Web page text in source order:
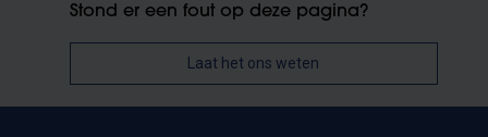
Stond er een fout op deze pagina?
Laat het ons weten